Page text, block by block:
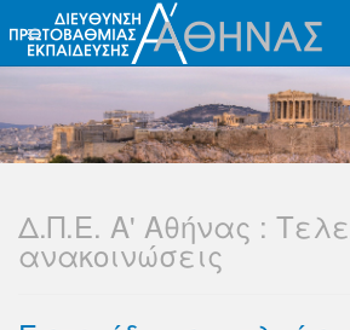
Δ.Π.Ε. Α' Αθήνας :
ανακοινώσεις